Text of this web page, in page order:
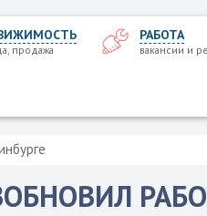
продажа
РАБОТА
вакансии и